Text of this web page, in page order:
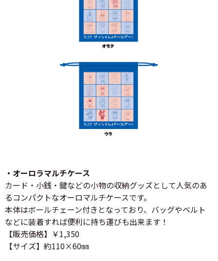
・オーロラマルチケース
カード・小銭・鍵などの小物の収納グッズとして人気のあ
るコンパクトなオーロマルチケースです。
本体はボールチェーン付きとなっており、バッグやベルト
などに装着すれば便利に持ち運びも出来ます！
【販売価格】￥1,350
【サイズ】約110×60㎜